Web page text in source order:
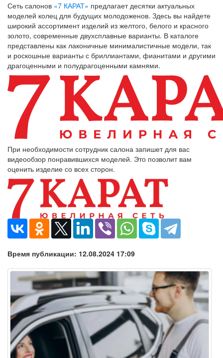
Сеть салонов «7 КАРАТ» предлагает десятки актуальных
моделей колец для будущих молодоженов. Здесь вы найдете
широкий ассортимент изделий из желтого, белого и красного
золото, современные двухсплавные варианты. В каталоге
представлены как лаконичные минималистичные модели, так
и роскошные варианты с бриллиантами, фианитами и другими
драгоценными и полудрагоценными камнями.
При необходимости сотрудник салона запишет для вас
видеообзор понравившихся моделей. Это позволит вам
оценить изделие со всех сторон.
Время публикации: 12.08.2024 17:09